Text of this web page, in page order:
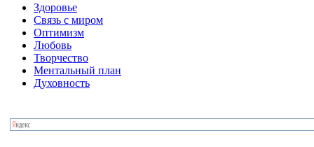
Здоровье
Связь с миром
Оптимизм
Любовь
Творчество
Ментальный план
Духовность